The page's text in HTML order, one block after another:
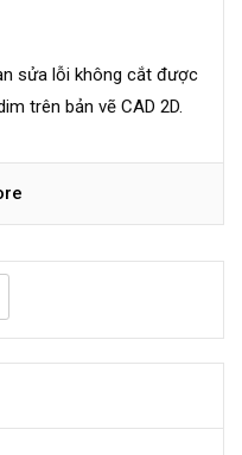
sửa lỗi không cắt được
trên bản vẽ CAD 2D.